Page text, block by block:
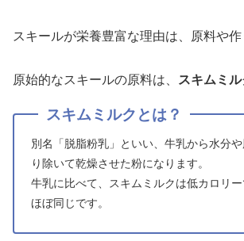
スキールが栄養豊富な理由は、原料や作
原始的なスキールの原料は、 スキムミル
スキムミルクとは？
別名「脱脂粉乳」といい、牛乳から水分
り除いて乾燥させた粉になります。
牛乳に比べて、スキムミルクは低カロリ
ほぼ同じです。